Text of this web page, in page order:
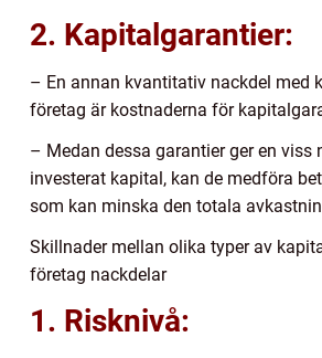
2. Kapitalgarantier:
– En annan kvantitativ nackdel med
företag är kostnaderna för
– Medan dessa garantier ger en viss
investerat kapital, kan de medföra
som kan minska den totala
Skillnader mellan olika typer av
företag nackdelar
1. Risknivå: